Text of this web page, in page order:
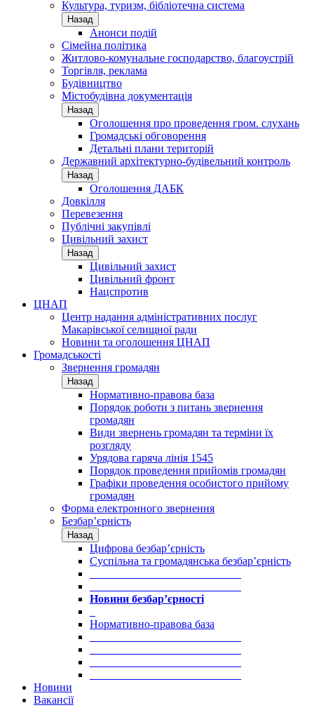
Культура, туризм, бібліотечна система
Назад
Анонси подій
Сімейна політика
Житлово-комунальне господарство, благоустрій
Торгівля, реклама
Будівництво
Містобудівна документація
Назад
Оголошення про проведення гром. слухань
Громадські обговорення
Детальні плани територій
Державний архітектурно-будівельний контроль
Назад
Оголошення ДАБК
Довкілля
Перевезення
Публічні закупівлі
Цивільний захист
Назад
Цивільний захист
Цивільний фронт
Нацспротив
ЦНАП
Центр надання адміністративних послуг
Макарівської селищної ради
Новини та оголошення ЦНАП
Громадськості
Звернення громадян
Назад
Нормативно-правова база
Порядок роботи з питань звернення
громадян
Види звернень громадян та терміни їх
розгляду
Урядова гаряча лінія 1545
Порядок проведення прийомів громадян
Графіки проведення особистого прийому
громадян
Форма електронного звернення
Безбар’єрність
Назад
Цифрова безбар’єрність
Суспільна та громадянська безбар’єрність
Новини безбар’єрності
Нормативно-правова база
Новини
Вакансії